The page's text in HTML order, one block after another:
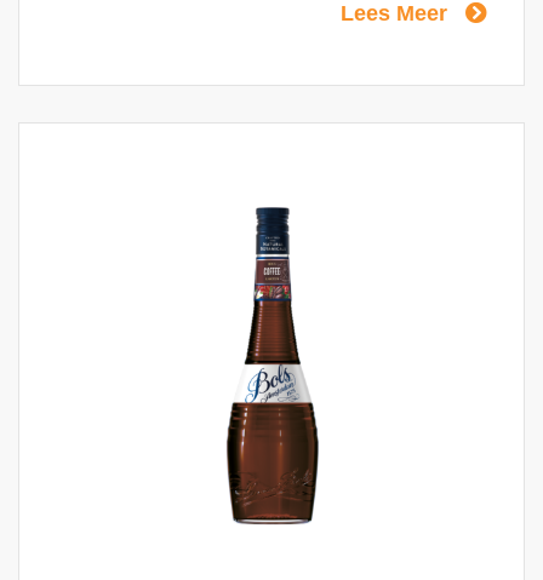
ook uitstekend te gebruiken in een aantal
Daiquiri en de After Eight cocktail.
Lees Meer